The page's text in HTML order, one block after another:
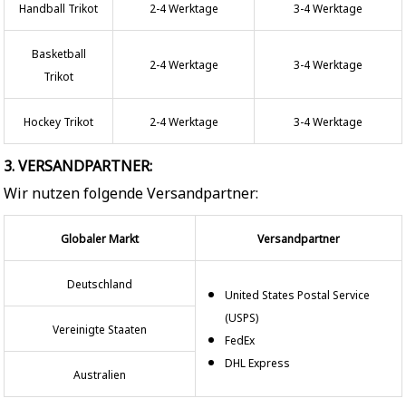
Handball Trikot 2-4 Werktage 3-4 Werktage
Basketball
Trikot
2-4 Werktage 3-4 Werktage
Hockey Trikot 2-4 Werktage 3-4 Werktage
3. VERSANDPARTNER:
Wir nutzen folgende Versandpartner:
Globaler Markt Versandpartner
Deutschland
United States Postal Service
(USPS)
FedEx
DHL Express
Vereinigte Staaten
Australien